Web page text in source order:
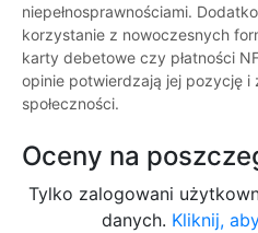
niepełnosprawnościami.
korzystanie z nowoczesnych
karty debetowe czy płatności
opinie potwierdzają jej pozycję i
społeczności.
Oceny na
Tylko zalogowani
danych. Kliknij,